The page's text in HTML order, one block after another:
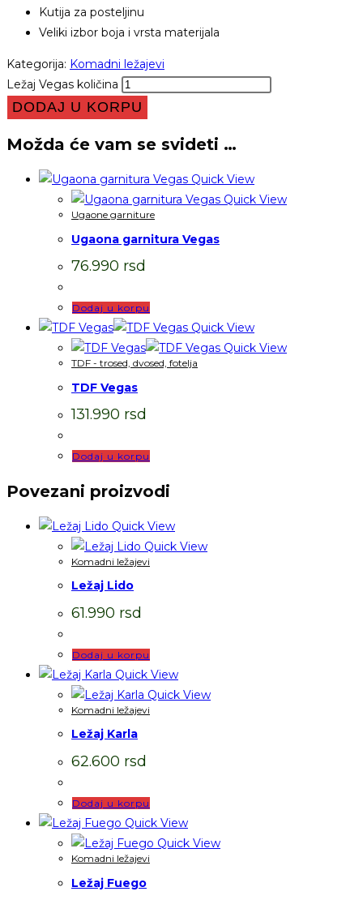
Kutija za posteljinu
Veliki izbor boja i vrsta materijala
Kategorija: Komadni ležajevi
Ležaj Vegas količina
DODAJ U KORPU
Možda će vam se svideti …
Quick View
Quick View
Ugaone garniture
Ugaona garnitura Vegas
76.990 rsd
Dodaj u korpu
Quick View
Quick View
TDF - trosed, dvosed, fotelja
TDF Vegas
131.990 rsd
Dodaj u korpu
Povezani proizvodi
Quick View
Quick View
Komadni ležajevi
Ležaj Lido
61.990 rsd
Dodaj u korpu
Quick View
Quick View
Komadni ležajevi
Ležaj Karla
62.600 rsd
Dodaj u korpu
Quick View
Quick View
Komadni ležajevi
Ležaj Fuego